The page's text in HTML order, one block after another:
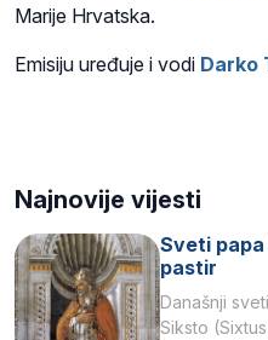
Marije Hrvatska.
Emisiju uređuje i vodi Darko
Najnovije vijesti
Sveti papa
pastir
Današnji
Siksto